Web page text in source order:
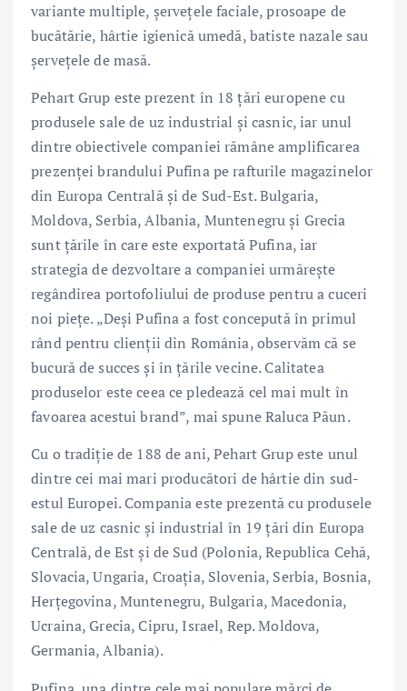
variante multiple, șervețele faciale, prosoape de
bucătărie, hârtie igienică umedă, batiste nazale sau
șervețele de masă.
Pehart Grup este prezent în 18 țări europene cu
produsele sale de uz industrial și casnic, iar unul
dintre obiectivele companiei rămâne amplificarea
prezenței brandului Pufina pe rafturile magazinelor
din Europa Centrală și de Sud-Est. Bulgaria,
Moldova, Serbia, Albania, Muntenegru și Grecia
sunt țările în care este exportată Pufina, iar
strategia de dezvoltare a companiei urmărește
regândirea portofoliului de produse pentru a cuceri
noi piețe. „Deși Pufina a fost concepută în primul
rând pentru clienții din România, observăm că se
bucură de succes și în țările vecine. Calitatea
produselor este ceea ce pledează cel mai mult în
favoarea acestui brand”, mai spune Raluca Păun.
Cu o tradiție de 188 de ani, Pehart Grup este unul
dintre cei mai mari producători de hârtie din sud-
estul Europei. Compania este prezentă cu produsele
sale de uz casnic și industrial în 19 țări din Europa
Centrală, de Est și de Sud (Polonia, Republica Cehă,
Slovacia, Ungaria, Croația, Slovenia, Serbia, Bosnia,
Herțegovina, Muntenegru, Bulgaria, Macedonia,
Ucraina, Grecia, Cipru, Israel, Rep. Moldova,
Germania, Albania).